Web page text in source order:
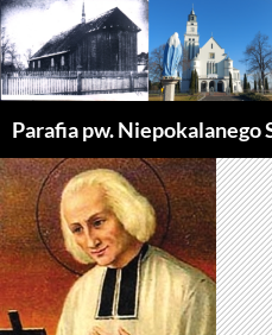
Parafia pw. Niepokalanego
DO
TREŚCI